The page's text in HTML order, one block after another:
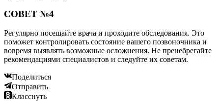
СОВЕТ №4
Регулярно посещайте врача и проходите обследования. Это
поможет контролировать состояние вашего позвоночника и
вовремя выявлять возможные осложнения. Не пренебрегайте
рекомендациями специалистов и следуйте их советам.
Поделиться
Отправить
Класснуть